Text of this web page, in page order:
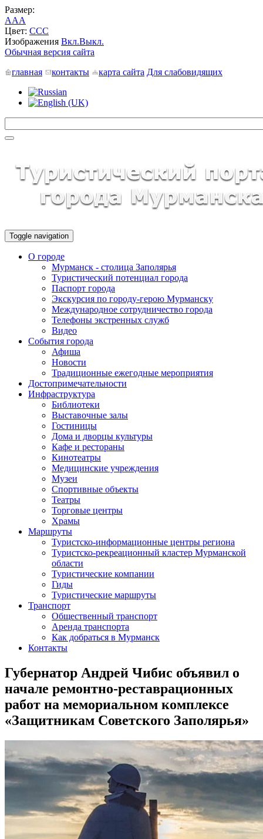
Размер:
AAA
Цвет: CCC
Изображения Вкл.Выкл.
Обычная версия сайта
главная
контакты карта сайта Для слабовидящих
Toggle navigation
О городе
Мурманск - столица Заполярья
Туристический потенциал города
Паспорт города
Экскурсия по городу-герою Мурманску
Международное сотрудничество города
Телефоны экстренных служб
Видео
События города
Афиша
Новости
Традиционные ежегодные мероприятия
Достопримечательности
Инфраструктура
Библиотеки
Выставочные залы
Гостиницы
Дома и дворцы культуры
Кафе и рестораны
Кинотеатры
Медицинские учреждения
Музеи
Спортивные объекты
Театры
Торговые центры
Храмы
Маршруты
Туристско-информационные центры региона
Туристско-рекреационный кластер Мурманской
области
Туристические компании
Гиды
Туристические маршруты
Транспорт
Общественный транспорт
Аренда транспорта
Как добраться в Мурманск
Контакты
Губернатор Андрей Чибис объявил о
начале ремонтно-реставрационных
работ на мемориальном комплексе
«Защитникам Советского Заполярья»